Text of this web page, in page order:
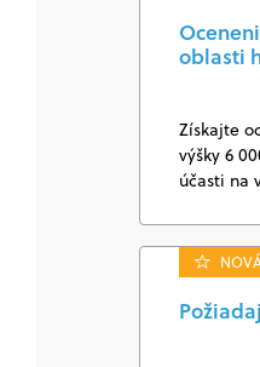
oblasti
Získajte
výšky 6
účasti na